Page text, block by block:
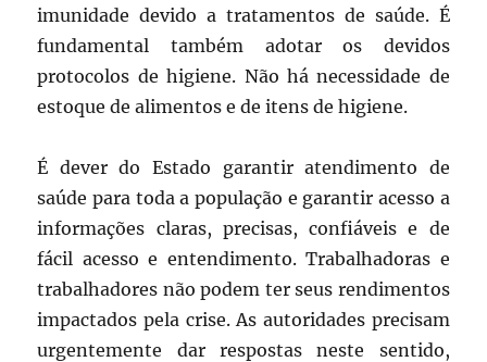
imunidade devido a tratamentos de saúde. É
fundamental também adotar os devidos
protocolos de higiene. Não há necessidade de
estoque de alimentos e de itens de higiene.
É dever do Estado garantir atendimento de
saúde para toda a população e garantir acesso a
informações claras, precisas, confiáveis e de
fácil acesso e entendimento. Trabalhadoras e
trabalhadores não podem ter seus rendimentos
impactados pela crise. As autoridades precisam
urgentemente dar respostas neste sentido,